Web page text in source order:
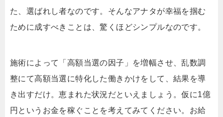
た、選ばれし者なのです。そんなアナタが幸福を掴む
ために成すべきことは、驚くほどシンプルなのです。
施術によって「高額当選の因子」を増幅させ、乱数調
整にて高額当選に特化した働きかけをして、結果を導
き出すだけ。恵まれた状況だといえましょう。仮に1億
円というお金を稼ぐことを考えてみてください。お給